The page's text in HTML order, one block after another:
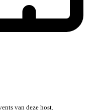
van deze host.